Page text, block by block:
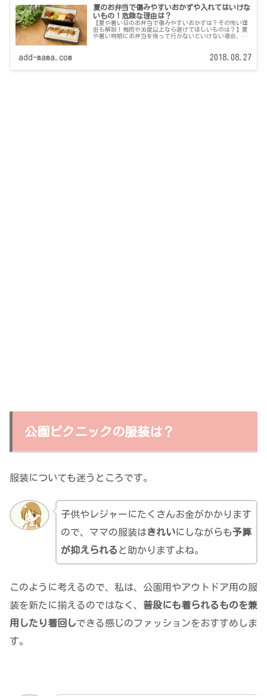
夏のお弁当で傷みやすいおかずや入れてはいけな
いもの！危険な理由は？
【夏や暑い日のお弁当で傷みやすいおかずは？その怖い理
由も解説！梅雨や30度以上なら避けてほしいものは？】夏
や暑い時期にお弁当を持って行かないといけない場合、ど
add-mama.com 2018.08.27
公園ピクニックの服装は？
服装についても迷うところです。
子供やレジャーにたくさんお金がかかります
ので、ママの服装はきれいにしながらも予算
が抑えられる と助かりますよね。
このように考えるので、私は、公園用やアウトドア用の服
装を新たに揃えるのではなく、 普段にも着られるものを兼
用したり着回しできる感じのファッションをおすすめしま
す。